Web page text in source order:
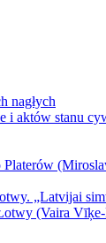
nagłych
i aktów stanu
„Latvijai
(Vaira